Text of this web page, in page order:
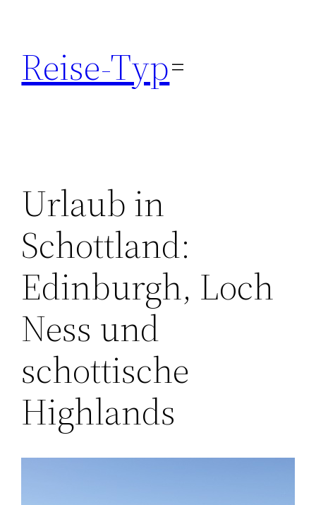
springen
Reise-Typ
Urlaub in
Schottland:
Edinburgh, Loch
Ness und
schottische
Highlands